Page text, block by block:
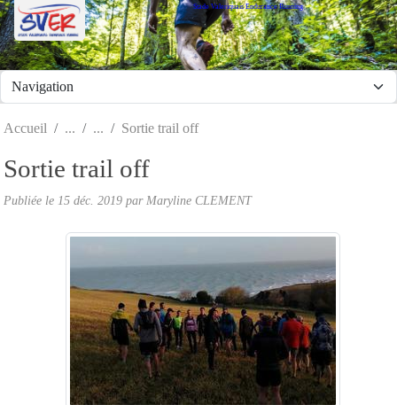
Stade Valeriquais Endurance Running
Accueil Sortie trail off
Sortie trail off
Publiée le 15 déc. 2019 par Maryline CLEMENT
Panneau de gestion des cookies